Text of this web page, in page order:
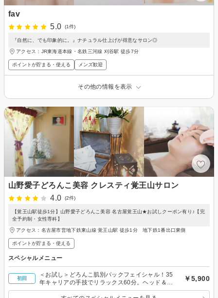
fav
5.0
(1件)
『自然に、でも印象的に。』ナチュラル仕上げが得意なサロン◎
アクセス：JR東海道本線・名鉄三河線 刈谷駅 徒歩7分
ポイントが貯まる・使える メンズ歓迎
その他の情報を表示
山野愛子どろんこ美容 クレスティ覚王山サロン
4.0
(2件)
【覚王山駅徒歩1分】山野愛子どろんこ美容 名古屋覚王山★お試しクーポン有り♪【完
全予約制・女性専科】
アクセス：名古屋市営地下鉄東山線 覚王山駅 徒歩1分 地下鉄1番出口東側
ポイントが貯まる・使える
スペシャルメニュー
初回
＜お試し＞どろんこ肌別パックフェイシャル！35
年キャリアの手技でリラックス60分。ヘッド＆ネ
ック付
￥5,900